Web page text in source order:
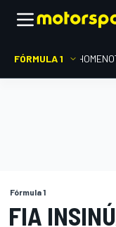
FÓRMULA 1 HOME
Fórmula 1
FIA